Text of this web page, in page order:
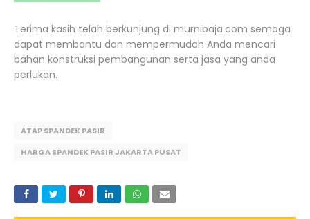
Terima kasih telah berkunjung di murnibaja.com semoga
dapat membantu dan mempermudah Anda mencari
bahan konstruksi pembangunan serta jasa yang anda
perlukan.
ATAP SPANDEK PASIR
HARGA SPANDEK PASIR JAKARTA PUSAT